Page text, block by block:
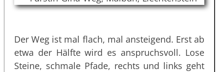
Der Weg ist mal flach, mal ansteigend. Erst ab
etwa der Hälfte wird es anspruchsvoll. Lose
Steine, schmale Pfade, rechts und links geht